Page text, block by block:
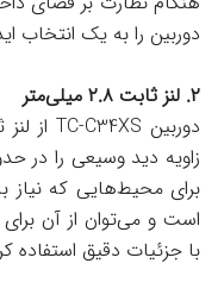
دوربین را به یک انتخاب
۲. لنز ثابت ۲.۸ میلی‌متر
برای محیط‌هایی که
است و می‌توان از آن
با جزئیات دقیق استفاده